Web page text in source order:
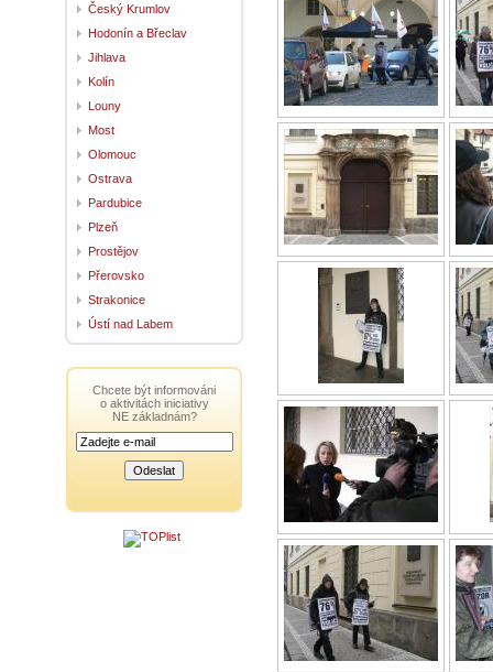
Český Krumlov
Hodonín a Břeclav
Jihlava
Kolín
Louny
Most
Olomouc
Ostrava
Pardubice
Plzeň
Prostějov
Přerovsko
Strakonice
Ústí nad Labem
Chcete být informováni
o aktivitách iniciativy
NE základnám?